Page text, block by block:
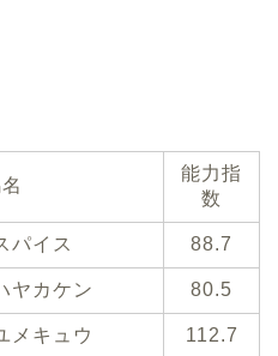
能力指
数
パイス 88.7
ヤカケン 80.5
メキュウ 112.7